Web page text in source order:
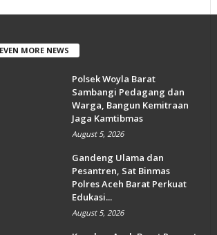
EVEN MORE NEWS
Polsek Woyla Barat
Sambangi Pedagang dan
Warga, Bangun Kemitraan
Jaga Kamtibmas
August 5, 2026
Gandeng Ulama dan
Pesantren, Sat Binmas
Polres Aceh Barat Perkuat
Edukasi...
August 5, 2026